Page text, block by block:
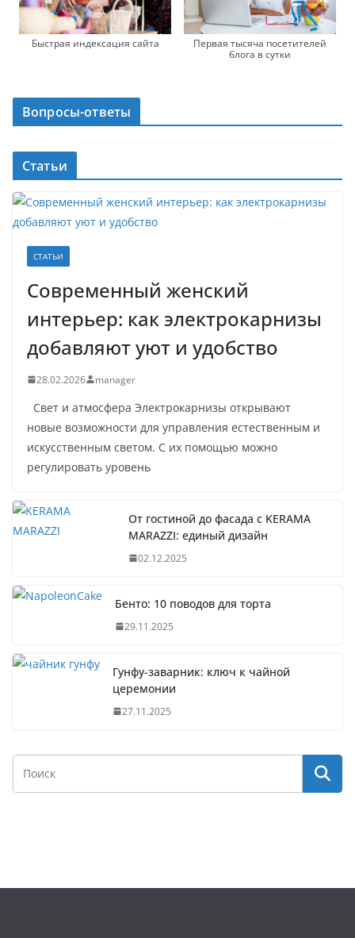
Быстрая индексация сайта
Первая тысяча посетителей
блога в сутки
Вопросы-ответы
Статьи
СТАТЬИ
Современный женский
интерьер: как электрокарнизы
добавляют уют и удобство
28.02.2026 manager
Свет и атмосфера Электрокарнизы открывают
новые возможности для управления естественным и
искусственным светом. С их помощью можно
регулировать уровень
От гостиной до фасада с KERAMA
MARAZZI: единый дизайн
02.12.2025
Бенто: 10 поводов для торта
29.11.2025
Гунфу-заварник: ключ к чайной
церемонии
27.11.2025